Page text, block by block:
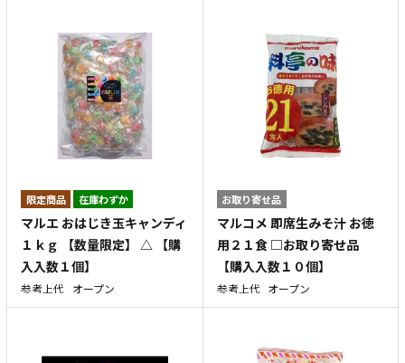
在庫わずか
マルエ おはじき玉キャンディ
１ｋｇ 【数量限定】 △ 【購
入入数１個】
参考上代 オープン
お取り寄せ品
マルコメ 即席生みそ汁 お徳
用２１食 □お取り寄せ品
【購入入数１０個】
参考上代 オープン